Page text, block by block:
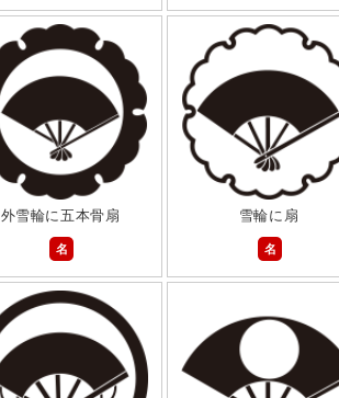
外雪輪に五本骨扇
名
雪輪に扇
名